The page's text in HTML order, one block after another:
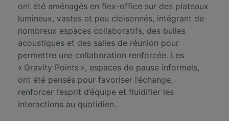
ont été aménagés en flex-office sur des plateaux
lumineux, vastes et peu cloisonnés, intégrant de
nombreux espaces collaboratifs, des bulles
acoustiques et des salles de réunion pour
permettre une collaboration renforcée. Les
« Gravity Points », espaces de pause informels,
ont été pensés pour favoriser l’échange,
renforcer l’esprit d’équipe et fluidifier les
interactions au quotidien.